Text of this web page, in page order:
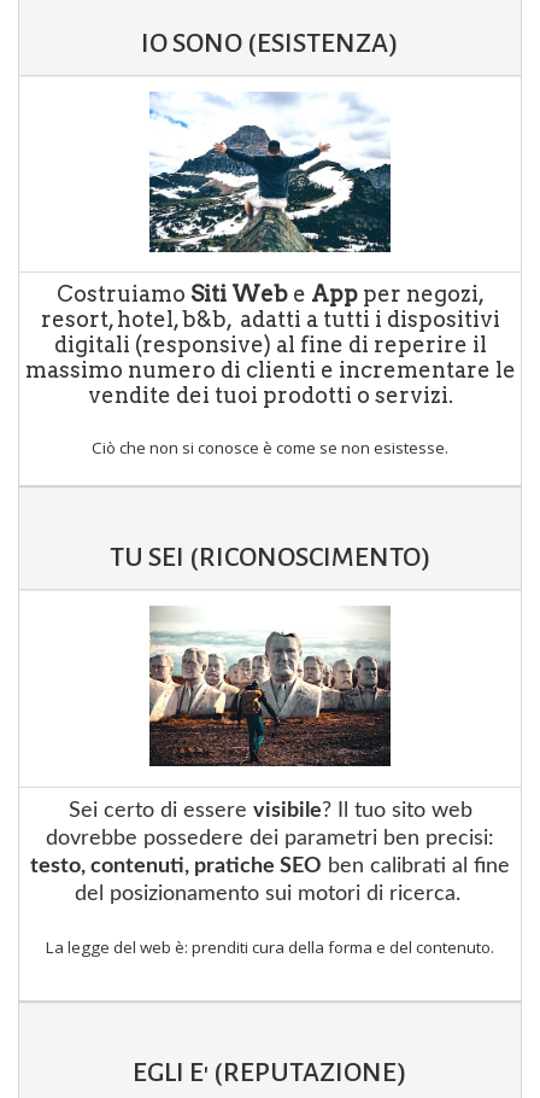
IO SONO (ESISTENZA)
Costruiamo Siti Webe Appper negozi,
resort, hotel, b&b, adatti a tutti i dispositivi
digitali (responsive) al fine di reperire il
massimo numero di clienti e incrementare le
vendite dei tuoi prodotti o servizi.
Ciò che non si conosce è come se non esistesse.
TU SEI (RICONOSCIMENTO)
Sei certo di essere visibile? Il tuo sito web
dovrebbe possedere dei parametri ben precisi:
testo, contenuti, pratiche SEO ben calibrati al fine
del posizionamento sui motori di ricerca.
La legge del web è: prenditi cura della forma e del contenuto.
EGLI E' (REPUTAZIONE)